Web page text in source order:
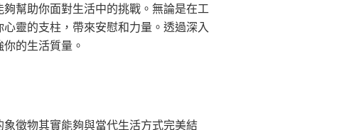
幫助你面對生活中的挑戰。無論是在工
靈的支柱，帶來安慰和力量。透過深入
的生活質量。
徵物其實能夠與當代生活方式完美結